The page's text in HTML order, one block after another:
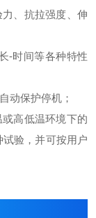
、抗拉强度、伸
-时间等各种特性
动保护停机；
高低温环境下的
验，并可按用户